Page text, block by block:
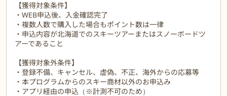
キー場を網羅。
仕入れと販売を長年強化しています。
《航空会社》
北海道行き必須の航空券は、JALやスカイマーク、ピーチ、ジェット
出発地は東京・大阪・名古屋・福岡に加え仙台や広島など全国対応
です。
《便利な一括予約》
【獲得対象条件】
・WEB申込後、入金確認完了
・複数人数で購入した場合もポイント数は一律
・申込内容が北海道でのスキーツアーまたはスノーボードツ
アーであること
【獲得対象外条件】
・登録不備、キャンセル、虚偽、不正、海外からの応募等
・本プログラムからのスキー商材以外のお申込み
・アプリ経由の申込（※計測不可のため）